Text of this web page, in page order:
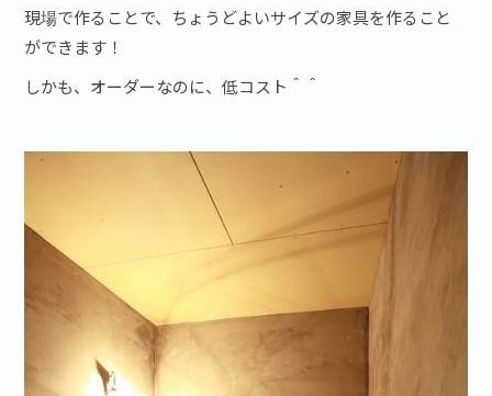
現場で作ることで、ちょうどよいサイズの家具を作ること
ができます！
しかも、オーダーなのに、低コスト＾＾